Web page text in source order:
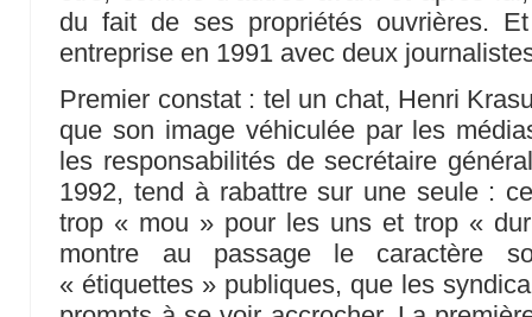
du fait de ses propriétés ouvrières.
entreprise en 1991 avec deux
Premier constat : tel un chat, Henri
que son image véhiculée par les
les responsabilités de secrétaire
1992, tend à rabattre sur une seule :
trop « mou » pour les uns et trop «
montre au passage le caractère
« étiquettes » publiques, que les